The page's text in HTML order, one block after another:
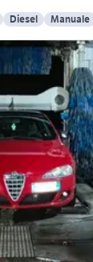
Diesel Manuale